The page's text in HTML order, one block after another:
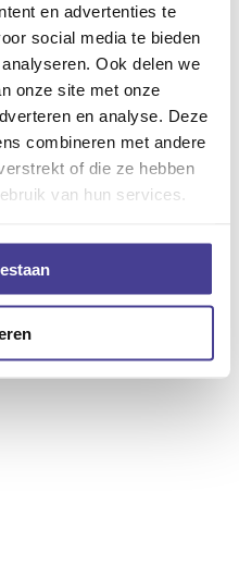
en advertenties te
social media te bieden
Ook delen we
onze site met onze
en analyse. Deze
combineren met andere
of die ze hebben
van hun services.
stonden, maar op de